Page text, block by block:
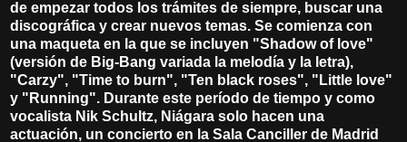
de empezar todos los trámites de siempre, buscar una
discográfica y crear nuevos temas. Se comienza con
una maqueta en la que se incluyen "Shadow of love"
(versión de Big-Bang variada la melodía y la letra),
"Carzy", "Time to burn", "Ten black roses", "Little love"
y "Running". Durante este período de tiempo y como
vocalista Nik Schultz, Niágara solo hacen una
actuación, un concierto en la Sala Canciller de Madrid